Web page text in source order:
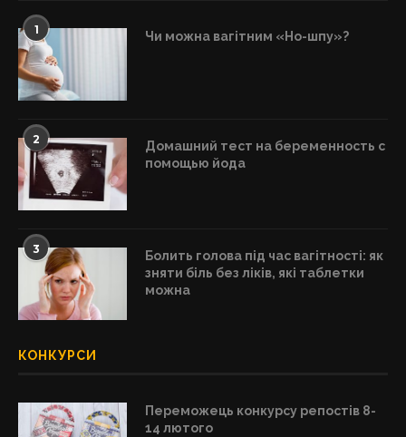
1 Чи можна вагітним «Но-шпу»?
2
Домашний тест на беременность с
помощью йода
3
Болить голова під час вагітності: як
зняти біль без ліків, які таблетки
можна
КОНКУРСИ
Переможець конкурсу репостів 8-
14 лютого